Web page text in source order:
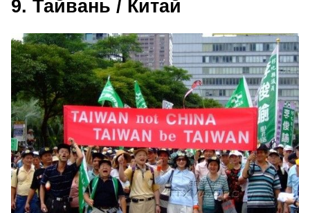
9. Тайвань / Китай